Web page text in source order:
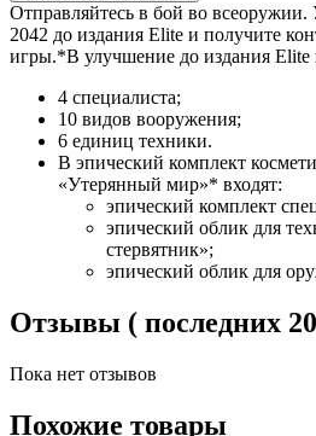
Отправляйтесь в бой во
2042 до издания Elite и получите
игры.*В улучшение до издания Elite
4 специалиста;
10 видов вооружения;
6 единиц техники.
В эпический комплект
«Утерянный мир»* входят:
эпический комплект
эпический облик для
стервятник»;
эпический облик для
Отзывы ( последних
Пока нет отзывов
Похожие товары